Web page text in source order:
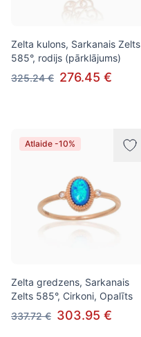
Zelta kulons, Sarkanais Zelts
585°, rodijs (pārklājums)
325.24 € 276.45 €
Atlaide -10%
Zelta gredzens, Sarkanais
Zelts 585°, Cirkoni, Opalīts
337.72 € 303.95 €